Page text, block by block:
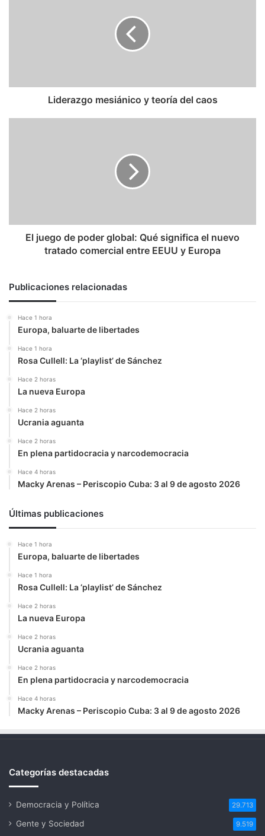
Liderazgo mesiánico y teoría del caos
nuevo
tratado
y
El juego de poder global: Qué significa el nuevo
tratado comercial entre EEUU y Europa
Publicaciones relacionadas
Hace 1 hora
Europa, baluarte de libertades
Hace 1 hora
Rosa Cullell: La ‘playlist’ de Sánchez
Hace 2 horas
La nueva Europa
Hace 2 horas
Ucrania aguanta
Hace 2 horas
En plena partidocracia y narcodemocracia
Hace 4 horas
Macky Arenas – Periscopio Cuba: 3 al 9 de agosto 2026
Últimas publicaciones
Hace 1 hora
Europa, baluarte de libertades
Hace 1 hora
Rosa Cullell: La ‘playlist’ de Sánchez
Hace 2 horas
La nueva Europa
Hace 2 horas
Ucrania aguanta
Hace 2 horas
En plena partidocracia y narcodemocracia
Hace 4 horas
Macky Arenas – Periscopio Cuba: 3 al 9 de agosto 2026
Categorías destacadas
Democracia y Política 29.713
Gente y Sociedad 9.519